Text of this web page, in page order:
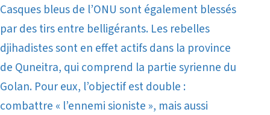
Casques bleus de l’ONU sont également blessés
par des tirs entre belligérants. Les rebelles
djihadistes sont en effet actifs dans la province
de Quneitra, qui comprend la partie syrienne du
Golan. Pour eux, l’objectif est double :
combattre « l’ennemi sioniste », mais aussi